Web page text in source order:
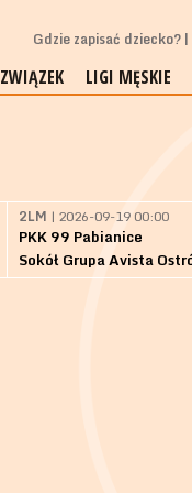
Gdzie zapisać dziecko?
ZWIĄZEK LIGI MĘSKIE
2LM | 2026-09-19 00:00
PKK 99 Pabianice